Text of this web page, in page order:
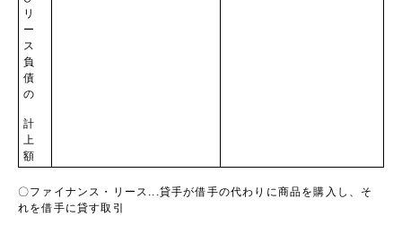
リ
ー
ス
負
債
の
計
上
額
〇ファイナンス・リース...貸手が借手の代わりに商品を購入し、そ
れを借手に貸す取引